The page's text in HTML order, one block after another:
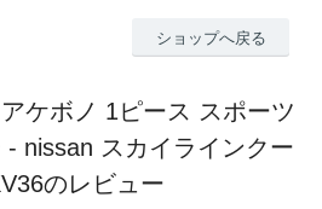
ショップへ戻る
ケボノ 1ピース スポーツ
nissan スカイラインクー
のレビュー